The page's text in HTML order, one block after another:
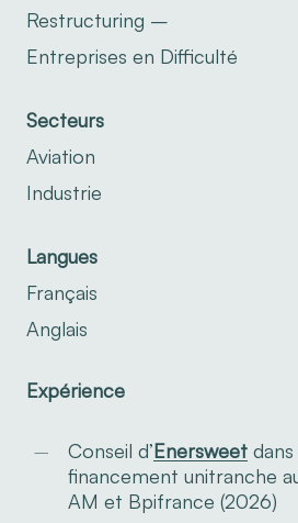
Restructuring –
Entreprises en Difficulté
Secteurs
Aviation
Industrie
Langues
Français
Anglais
Expérience
Conseil d’Enersweetdans
financement unitranche
AM et Bpifrance (2026)